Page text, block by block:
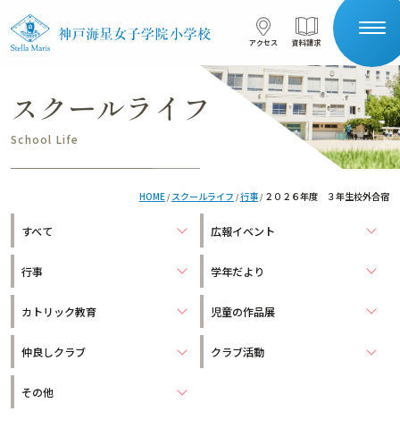
コンテンツへスキップ アクセス 資料請求
アクセス 資料請求
サイト内検索
HOME
学校案内
一貫教育
教育の特色
スクールライフ
School Life
HOME/ スクールライフ /行事/ ２０２６年度 ３年生校外合宿
すべて 広報イベント
行事 学年だより
カトリック教育 児童の作品展
仲良しクラブ クラブ活動
その他